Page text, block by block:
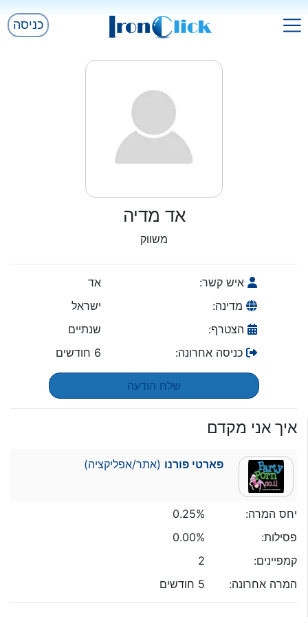
כניסה
אד מדיה
משווק
איש קשר:
אד
מדינה:
ישראל
הצטרף:
שנתיים
כניסה אחרונה:
6 חודשים
שלח הודעה
איך אני מקדם
פארטי פורנו (אתר/אפליקציה)
יחס המרה:
0.25%
פסילות:
0.00%
קמפיינים:
2
המרה אחרונה:
5 חודשים